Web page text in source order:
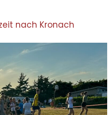
nach Kronach